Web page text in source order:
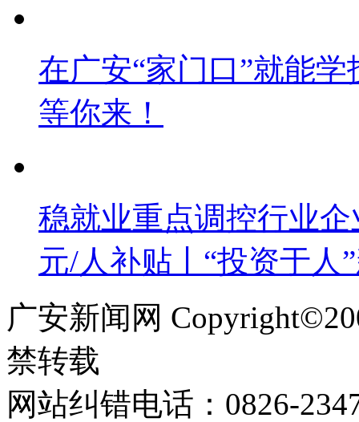
在广安“家门口”就能
等你来！
稳就业重点调控行业
元/人补贴丨“投资于
广安新闻网
禁转载
网站纠错电话：0826-